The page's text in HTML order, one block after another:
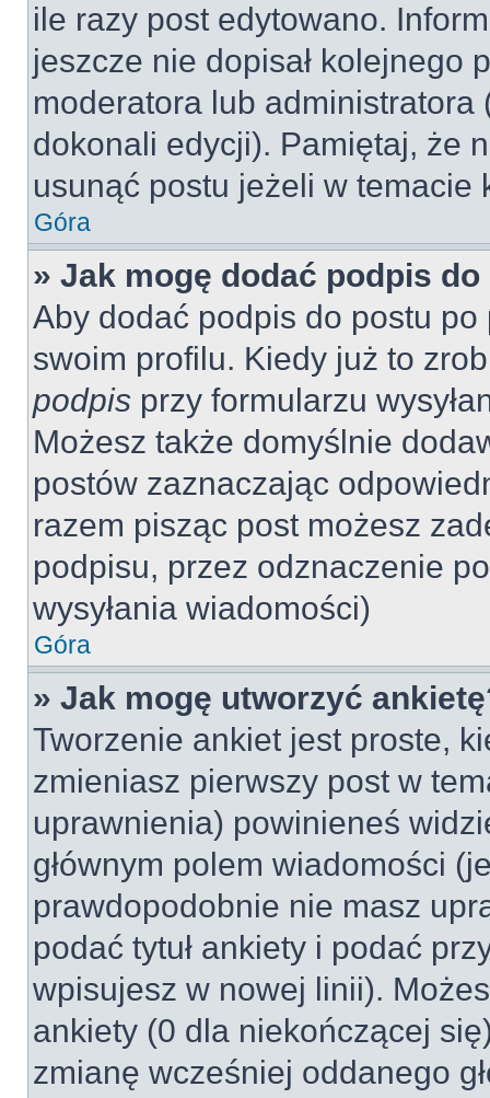
ile razy post edytowano.
jeszcze nie dopisał kolejnego
moderatora lub
dokonali edycji). Pamiętaj, że
usunąć postu jeżeli w temacie
Góra
» Jak mogę dodać podpis
Aby dodać podpis do postu
swoim profilu. Kiedy już to
podpis przy formularzu
Możesz także domyślnie
postów zaznaczając
razem pisząc post możesz
podpisu, przez odznaczenie
wysyłania wiadomości)
Góra
» Jak mogę utworzyć
Tworzenie ankiet jest proste,
zmieniasz pierwszy post w
uprawnienia) powinieneś
głównym polem wiadomości
prawdopodobnie nie masz
podać tytuł ankiety i podać
wpisujesz w nowej linii).
ankiety (0 dla niekończącej
zmianę wcześniej oddanego